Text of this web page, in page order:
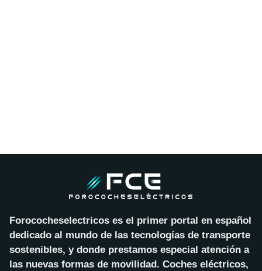
Forococheselectricos es el primer portal en español
dedicado al mundo de las tecnologías de transporte
sostenibles, y donde prestamos especial atención a
las nuevas formas de movilidad. Coches eléctricos,